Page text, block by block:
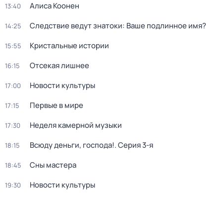
13:40 Алиса Коонен
14:25 Следствие ведут знатоки: Ваше подлинное имя?
15:55 Кристальные истории
16:15 Отсекая лишнее
17:00 Новости культуры
17:15 Первые в мире
17:30 Неделя камерной музыки
18:15 Всюду деньги, господа!. Серия 3-я
18:45 Сны мастера
19:30 Новости культуры